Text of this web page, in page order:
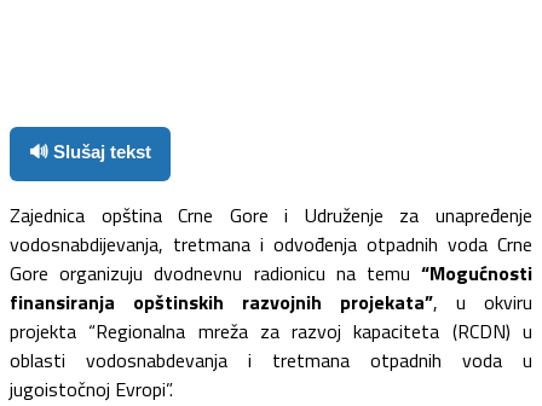
🔊 Slušaj tekst
Zajednica opština Crne Gore i Udruženje za unapređenje
vodosnabdijevanja, tretmana i odvođenja otpadnih voda Crne
Gore organizuju dvodnevnu radionicu na temu “Mogućnosti
finansiranja opštinskih razvojnih projekata”, u okviru
projekta “Regionalna mreža za razvoj kapaciteta (RCDN) u
oblasti vodosnabdevanja i tretmana otpadnih voda u
jugoistočnoj Evropi”.